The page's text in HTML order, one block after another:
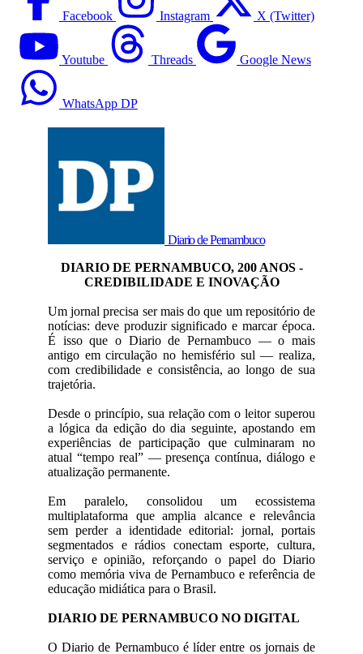
Facebook Instagram X (Twitter)
Youtube Threads Google News
WhatsApp DP
Diario de Pernambuco
DIARIO DE PERNAMBUCO, 200 ANOS -
CREDIBILIDADE E INOVAÇÃO
Um jornal precisa ser mais do que um repositório de
notícias: deve produzir significado e marcar época.
É isso que o Diario de Pernambuco — o mais
antigo em circulação no hemisfério sul — realiza,
com credibilidade e consistência, ao longo de sua
trajetória.
Desde o princípio, sua relação com o leitor superou
a lógica da edição do dia seguinte, apostando em
experiências de participação que culminaram no
atual “tempo real” — presença contínua, diálogo e
atualização permanente.
Em paralelo, consolidou um ecossistema
multiplataforma que amplia alcance e relevância
sem perder a identidade editorial: jornal, portais
segmentados e rádios conectam esporte, cultura,
serviço e opinião, reforçando o papel do Diario
como memória viva de Pernambuco e referência de
educação midiática para o Brasil.
DIARIO DE PERNAMBUCO NO DIGITAL
O Diario de Pernambuco é líder entre os jornais de